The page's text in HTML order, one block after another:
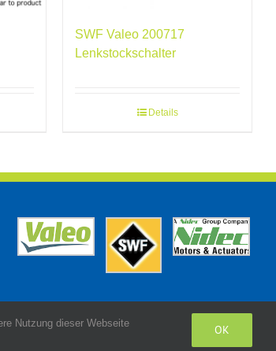
SWF Valeo 200717
Lenkstockschalter
Details
Nutzung dieser Webseite
OK